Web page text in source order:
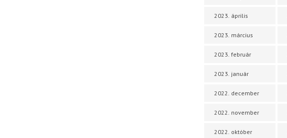
2023. április
2023. március
2023. február
2023. január
2022. december
2022. november
2022. október